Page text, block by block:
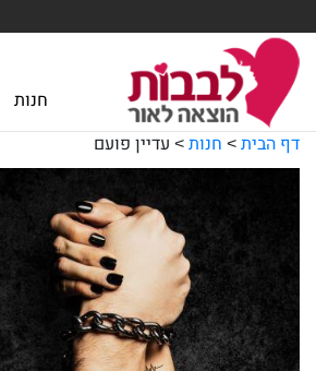
חנות
דף הבית> חנות> עדיין פועם